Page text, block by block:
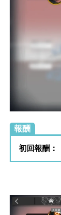
報酬
初回報酬：